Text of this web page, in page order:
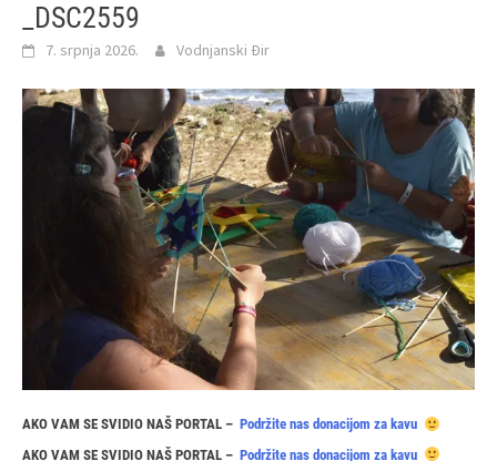
_DSC2559
7. srpnja 2026. Vodnjanski Đir
AKO VAM SE SVIDIO NAŠ PORTAL – Podržite nas donacijom za kavu
AKO VAM SE SVIDIO NAŠ PORTAL – Podržite nas donacijom za kavu